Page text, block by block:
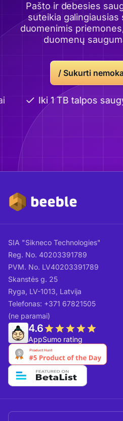
Pašto ir debesies
suteikia galingiausias
duomenimis
duomenų
/ Sukurti
Iki 1 TB talpos
SIA "Sikneco Technologies"
Reg. No. 40203391789
PVM. No. LV40203391789
Skanstės g. 25
Ryga, LV-1013, Latvija
Telefonas: +371 67821505
(ne paramai)
4.6
AppSumo rating